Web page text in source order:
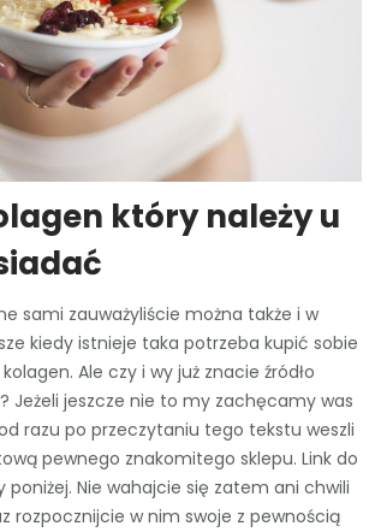
który należy u
sami zauważyliście można także i w
kiedy istnieje taka potrzeba kupić sobie
Ale czy i wy już znacie źródło
Jeżeli jeszcze nie to my zachęcamy was
razu po przeczytaniu tego tekstu weszli
pewnego znakomitego sklepu. Link do
Nie wahajcie się zatem ani chwili
rozpocznijcie w nim swoje z pewnością